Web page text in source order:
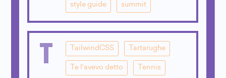
style guide summit
T TailwindCSS Tartarughe
Te l'avevo detto Tennis